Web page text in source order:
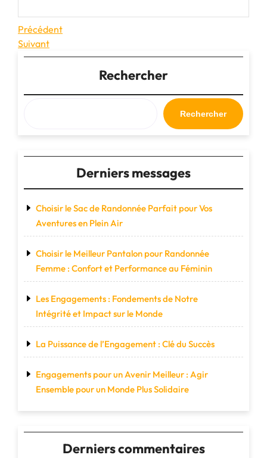
Navigation
de
Article
précédent
Précédent
Article
suivant
Suivant
Rechercher
Rechercher
Derniers messages
Choisir le Sac de Randonnée Parfait pour Vos
Aventures en Plein Air
Choisir le Meilleur Pantalon pour Randonnée
Femme : Confort et Performance au Féminin
Les Engagements : Fondements de Notre
Intégrité et Impact sur le Monde
La Puissance de l’Engagement : Clé du Succès
Engagements pour un Avenir Meilleur : Agir
Ensemble pour un Monde Plus Solidaire
Derniers commentaires